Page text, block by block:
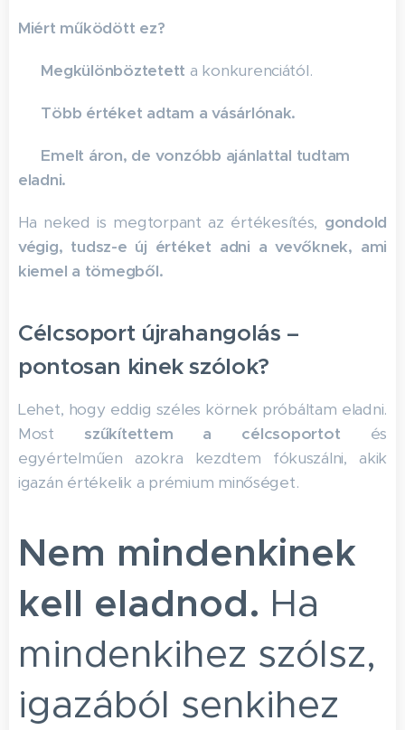
Miért működött ez?
Megkülönböztetett a konkurenciától.
Több értéket adtam a vásárlónak.
Emelt áron, de vonzóbb ajánlattal tudtam
eladni.
Ha neked is megtorpant az értékesítés, gondold
végig, tudsz-e új értéket adni a vevőknek, ami
kiemel a tömegből.
Célcsoport újrahangolás –
pontosan kinek szólok?
Lehet, hogy eddig széles körnek próbáltam eladni.
Most szűkítettem a célcsoportot és
egyértelműen azokra kezdtem fókuszálni, akik
igazán értékelik a prémium minőséget.
Nem mindenkinek
kell eladnod. Ha
mindenkihez szólsz,
igazából senkihez